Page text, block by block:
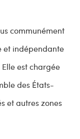
communément
et indépendante
est chargée
des États-
et autres zones